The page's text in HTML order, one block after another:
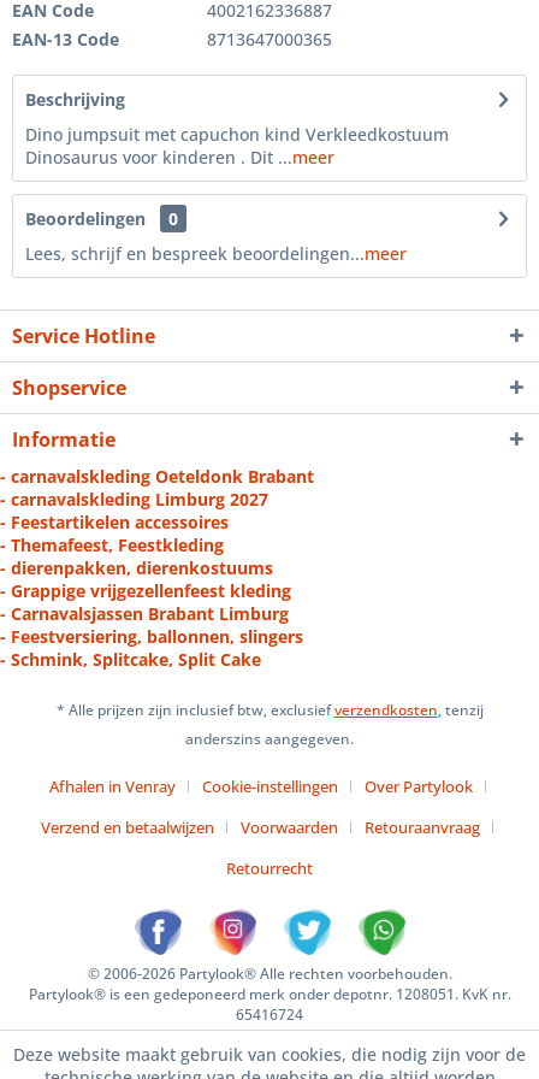
EAN Code
4002162336887
EAN-13 Code
8713647000365
Beschrijving
Dino jumpsuit met capuchon kind Verkleedkostuum
Dinosaurus voor kinderen . Dit ...meer
Beoordelingen
0
Lees, schrijf en bespreek beoordelingen...meer
Service Hotline
Shopservice
Informatie
- carnavalskleding Oeteldonk Brabant
- carnavalskleding Limburg 2027
- Feestartikelen accessoires
- Themafeest, Feestkleding
- dierenpakken, dierenkostuums
- Grappige vrijgezellenfeest kleding
- Carnavalsjassen Brabant Limburg
- Feestversiering, ballonnen, slingers
- Schmink, Splitcake, Split Cake
* Alle prijzen zijn inclusief btw, exclusiefverzendkosten, tenzij
anderszins aangegeven.
Afhalen in Venray Cookie-instellingen
Over Partylook
Verzend en betaalwijzen
Voorwaarden
Retouraanvraag
Retourrecht
© 2006-2026 Partylook® Alle rechten voorbehouden.
Partylook® is een gedeponeerd merk onder depotnr. 1208051. KvK nr.
65416724
Deze website maakt gebruik van cookies, die nodig zijn voor de